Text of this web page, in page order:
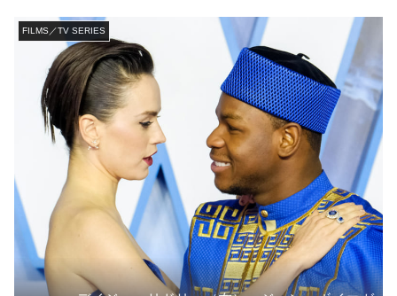
FILMS／TV SERIES